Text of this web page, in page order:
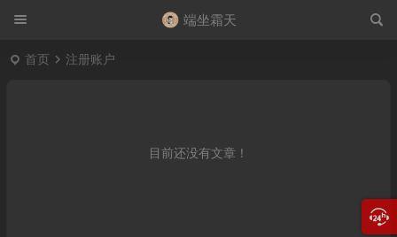
端坐霜天
首页 注册账户
目前还没有文章！